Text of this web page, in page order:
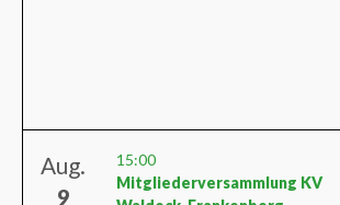
Aug.
9
15:00
Mitgliederversammlung KV